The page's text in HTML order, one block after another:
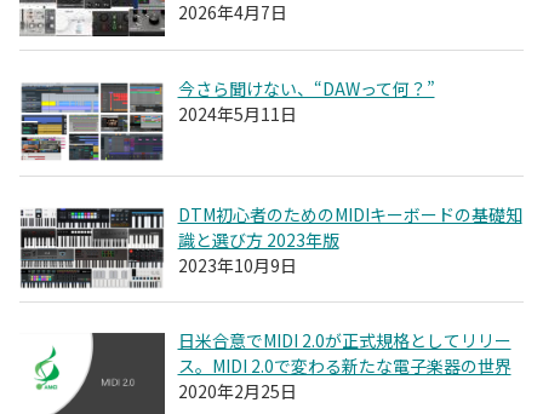
2026年4月7日
今さら聞けない、“DAWって何？”
2024年5月11日
DTM初心者のためのMIDIキーボードの基礎知
識と選び方 2023年版
2023年10月9日
日米合意でMIDI 2.0が正式規格としてリリー
ス。MIDI 2.0で変わる新たな電子楽器の世界
2020年2月25日